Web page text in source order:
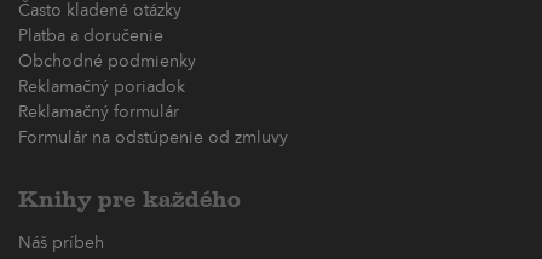
Často kladené otázky
Platba a doručenie
Obchodné podmienky
Reklamačný poriadok
Reklamačný formulár
Formulár na odstúpenie od zmluvy
Knihy pre každého
Náš príbeh